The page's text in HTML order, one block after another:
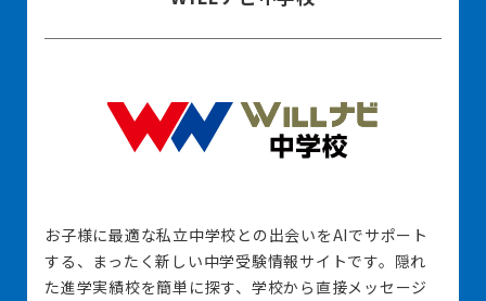
お子様に最適な私立中学校との出会いをAIでサポート
する、まったく新しい中学受験情報サイトです。隠れ
た進学実績校を簡単に探す、学校から直接メッセージ